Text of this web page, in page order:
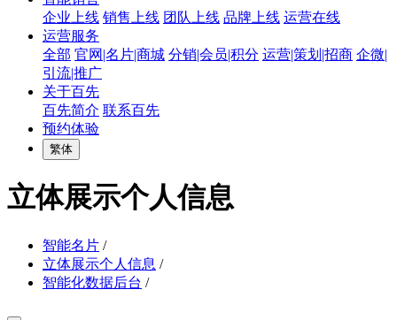
企业上线 销售上线 团队上线 品牌上线 运营在线
运营服务
全部 官网|名片|商城 分销|会员|积分 运营|策划|招商 企微|
引流|推广
关于百先
百先简介 联系百先
预约体验
繁体
立体展示个人信息
智能名片 /
立体展示个人信息 /
智能化数据后台 /